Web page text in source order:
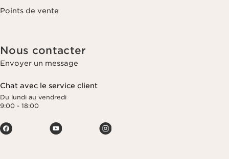
Points de vente
Nous contacter
Envoyer un message
Chat avec le service client
Du lundi au vendredi
9:00 - 18:00